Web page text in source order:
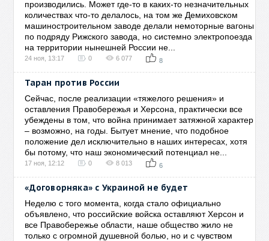
производились. Может где-то в каких-то незначительных
количествах что-то делалось, на том же Демиховском
машиностроительном заводе делали немоторные вагоны
по подряду Рижского завода, но системно электропоезда
на территории нынешней России не...
24 ноя, 13:17 0 6 077 8
Таран против России
Сейчас, после реализации «тяжелого решения» и
оставления Правобережья и Херсона, практически все
убеждены в том, что война принимает затяжной характер
– возможно, на годы. Бытует мнение, что подобное
положение дел исключительно в наших интересах, хотя
бы потому, что наш экономический потенциал не...
17 ноя, 12:12 0 8 013 6
«Договорняка» с Украиной не будет
Неделю с того момента, когда стало официально
объявлено, что российские войска оставляют Херсон и
все Правобережье области, наше общество жило не
только с огромной душевной болью, но и с чувством